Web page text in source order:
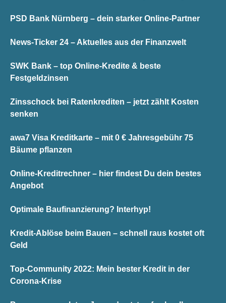
PSD Bank Nürnberg – dein starker Online-Partner
News-Ticker 24 – Aktuelles aus der Finanzwelt
SWK Bank – top Online-Kredite & beste
Festgeldzinsen
Zinsschock bei Ratenkrediten – jetzt zählt Kosten
senken
awa7 Visa Kreditkarte – mit 0 € Jahresgebühr 75
Bäume pflanzen
Online-Kreditrechner – hier findest Du dein bestes
Angebot
Optimale Baufinanzierung? Interhyp!
Kredit-Ablöse beim Bauen – schnell raus kostet oft
Geld
Top-Community 2022: Mein bester Kredit in der
Corona-Krise